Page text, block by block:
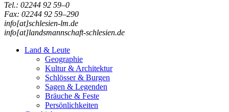
Tel.: 02244 92 59–0
Fax: 02244 92 59–290
info[at]schlesien-lm.de
info[at]landsmannschaft-schlesien.de
Land & Leute
Geographie
Kultur & Architektur
Schlösser & Burgen
Sagen & Legenden
Bräuche & Feste
Persönlichkeiten